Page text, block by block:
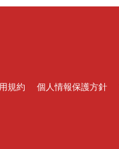
規約 個人情報保護方針